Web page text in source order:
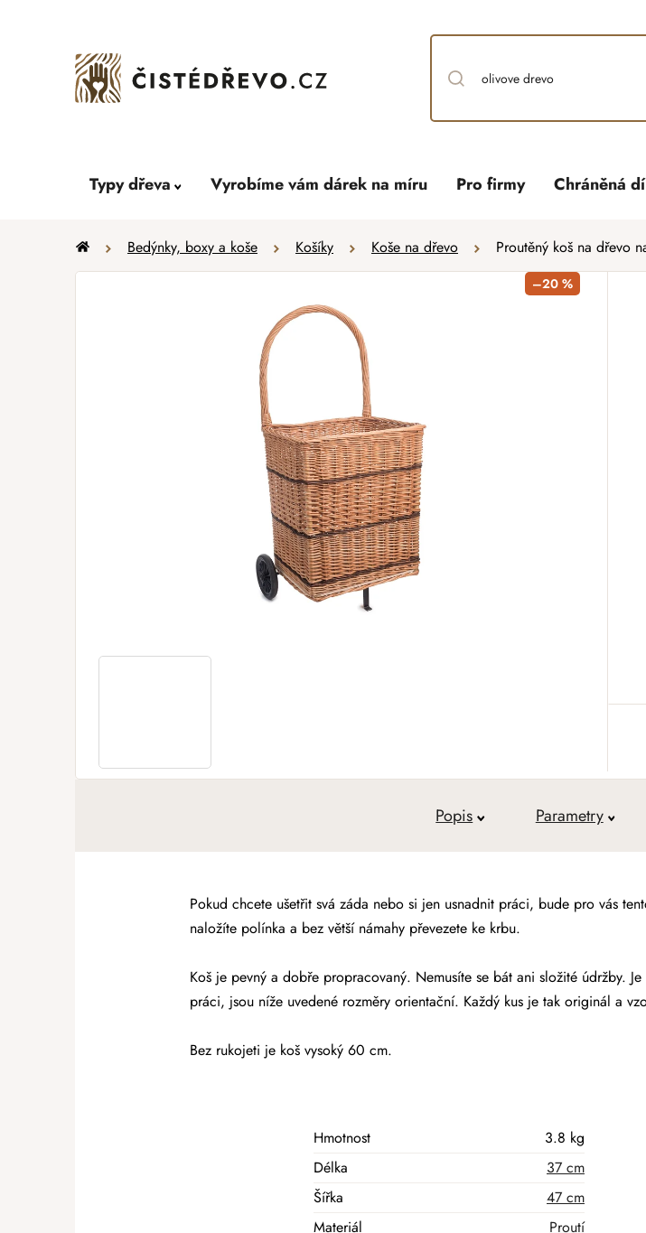
Typy dřeva Vyrobíme vám dárek na míru Pro firmy Chráněná
Domů Bedýnky, boxy a koše Košíky Koše na dřevo Proutěný koš na dřevo
–20 %
Popis Parametry
Pokud chcete ušetřit svá záda nebo si jen usnadnit práci, bude pro vás
naložíte polínka a bez větší námahy převezete ke krbu.
Koš je pevný a dobře propracovaný. Nemusíte se bát ani složité údržby.
práci, jsou níže uvedené rozměry orientační. Každý kus je tak originál a
Bez rukojeti je koš vysoký 60 cm.
Hmotnost
3.8 kg
Délka
37 cm
Šířka
47 cm
Materiál
Proutí